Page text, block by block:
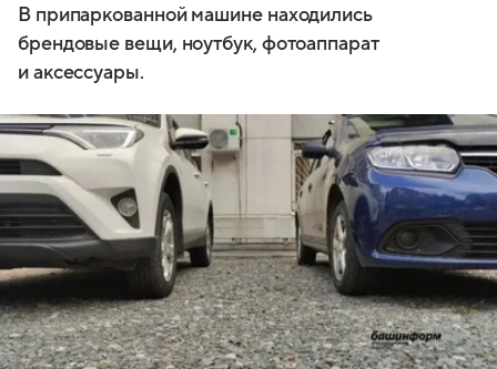
В припаркованной машине находились
брендовые вещи, ноутбук, фотоаппарат
и аксессуары.